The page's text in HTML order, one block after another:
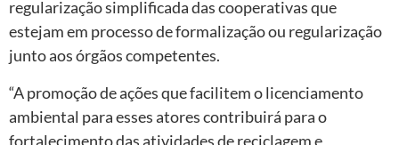
regularização simplificada das cooperativas que
estejam em processo de formalização ou regularização
junto aos órgãos competentes.
“A promoção de ações que facilitem o licenciamento
ambiental para esses atores contribuirá para o
fortalecimento das atividades de reciclagem e